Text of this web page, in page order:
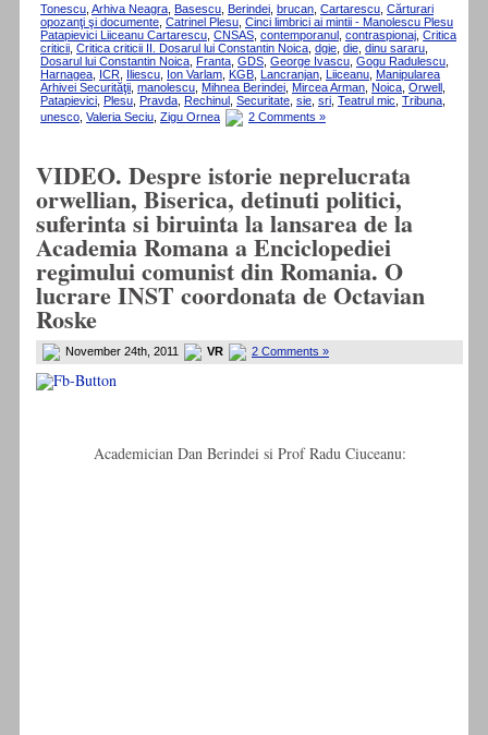
Tonescu Arhiva Neagra Basescu Berindei brucan Cartarescu Cărturari
opozanţi şi documente Catrinel Plesu Cinci limbrici ai mintii - Manolescu Plesu
Patapievici Liiceanu Cartarescu CNSAS contemporanul contraspionaj Critica
criticii Critica criticii II. Dosarul lui Constantin Noica dgie die dinu sararu
Dosarul lui Constantin Noica Franta GDS George Ivascu Gogu Radulescu
Harnagea ICR Iliescu Ion Varlam KGB Lancranjan Liiceanu Manipularea
Arhivei Securităţii manolescu Mihnea Berindei Mircea Arman Noica Orwell
Patapievici Plesu Pravda Rechinul Securitate sie sri Teatrul mic Tribuna
unesco Valeria Seciu Zigu Ornea 2 Comments »
VIDEO. Despre istorie neprelucrata
orwellian, Biserica, detinuti politici,
suferinta si biruinta la lansarea de la
Academia Romana a Enciclopediei
regimului comunist din Romania. O
lucrare INST coordonata de Octavian
Roske
November 24th, 2011 VR 2 Comments »
Academician Dan Berindei si Prof Radu Ciuceanu: